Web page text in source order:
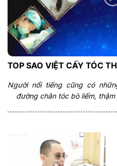
TOP SAO VIỆT CẤY TÓC
Người nổi tiếng cũng có
đường chân tóc bò liếm,